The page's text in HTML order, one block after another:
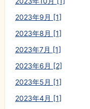
2023年9月 [1]
2023年8月 [1]
2023年7月 [1]
2023年6月 [2]
2023年5月 [1]
2023年4月 [1]